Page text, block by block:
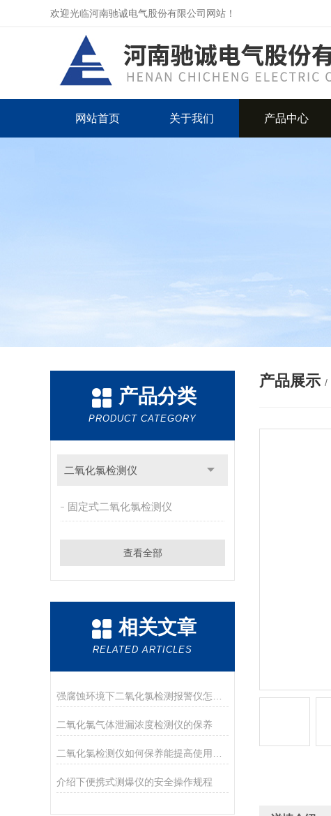
欢迎光临河南驰诚电气股份有限公司网站！
网站首页 关于我们 产品中心
产品分类
PRODUCT CATEGORY
二氧化氯检测仪
固定式二氧化氯检测仪
查看全部
相关文章
RELATED ARTICLES
二氧化氯气体泄漏浓度检测仪的保养
介绍下便携式测爆仪的安全操作规程
产品展示 /